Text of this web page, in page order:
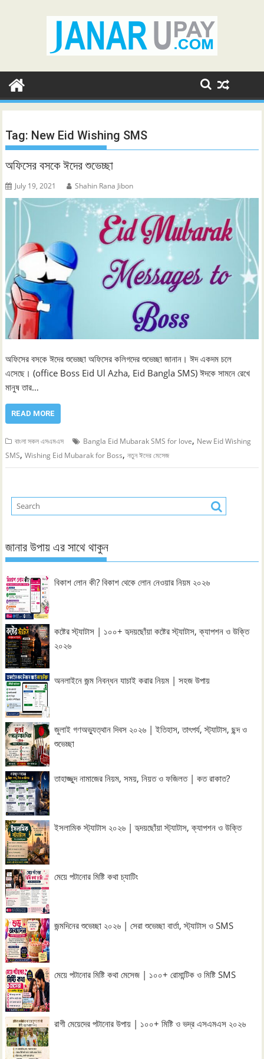
Tag: New Eid Wishing SMS
অফিসের বসকে ঈদের শুভেচ্ছা
July 19, 2021 Shahin Rana Jibon
অফিসের বসকে ঈদের শুভেচ্ছা অফিসের কলিগদের শুভেচ্ছা জানান। ঈদ একদম চলে
এসেছে। (office Boss Eid Ul Azha, Eid Bangla SMS) ঈদকে সামনে রেখে
মানুষ তার…
READ MORE
বাংলা সকল এসএমএস Bangla Eid Mubarak SMS for love, New Eid Wishing
SMS,Wishing Eid Mubarak for Boss,নতুন ঈদের মেসেজ
জানার উপায় এর সাথে থাকুন
বিকাশ লোন কী? বিকাশ থেকে লোন নেওয়ার নিয়ম ২০২৬
কষ্টের স্ট্যাটাস | ১০০+ হৃদয়ছোঁয়া কষ্টের স্ট্যাটাস, ক্যাপশন ও উক্তি
২০২৬
অনলাইনে জন্ম নিবন্ধন যাচাই করার নিয়ম | সহজ উপায়
জুলাই গণঅভ্যুত্থান দিবস ২০২৬ | ইতিহাস, তাৎপর্য, স্ট্যাটাস, ছন্দ ও
শুভেচ্ছা
তাহাজ্জুদ নামাজের নিয়ম, সময়, নিয়ত ও ফজিলত | কত রাকাত?
ইসলামিক স্ট্যাটাস ২০২৬ | হৃদয়ছোঁয়া স্ট্যাটাস, ক্যাপশন ও উক্তি
মেয়ে পটানোর মিষ্টি কথা চ্যাটিং
জন্মদিনের শুভেচ্ছা ২০২৬ | সেরা শুভেচ্ছা বার্তা, স্ট্যাটাস ও SMS
মেয়ে পটানোর মিষ্টি কথা মেসেজ | ১০০+ রোমান্টিক ও মিষ্টি SMS
রাগী মেয়েদের পটানোর উপায় | ১০০+ মিষ্টি ও ভদ্র এসএমএস ২০২৬